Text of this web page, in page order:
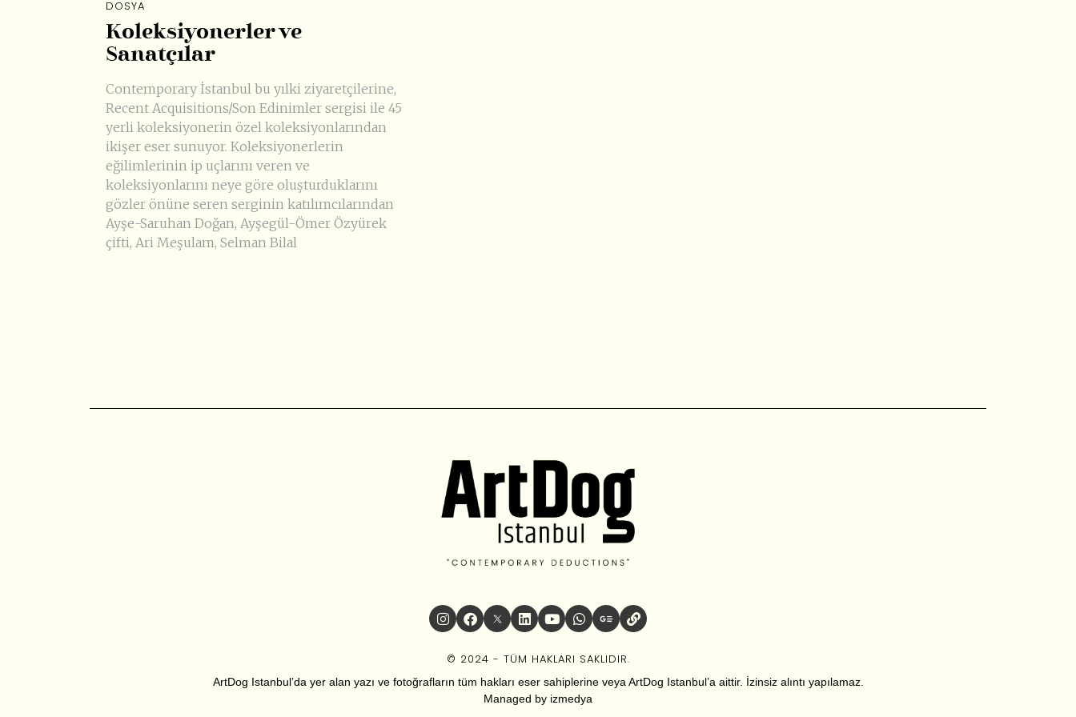
DOSYA
Koleksiyonerler ve
Sanatçılar
Contemporary İstanbul bu yılki ziyaretçilerine,
Recent Acquisitions/Son Edinimler sergisi ile 45
yerli koleksiyonerin özel koleksiyonlarından
ikişer eser sunuyor. Koleksiyonerlerin
eğilimlerinin ip uçlarını veren ve
koleksiyonlarını neye göre oluşturduklarını
gözler önüne seren serginin katılımcılarından
Ayşe-Saruhan Doğan, Ayşegül-Ömer Özyürek
çifti, Ari Meşulam, Selman Bilal
© 2024 - TÜM HAKLARI SAKLIDIR.
ArtDog Istanbul’da yer alan yazı ve fotoğrafların tüm hakları eser sahiplerine veya ArtDog Istanbul’a aittir. İzinsiz alıntı yapılamaz.
Managed by izmedya